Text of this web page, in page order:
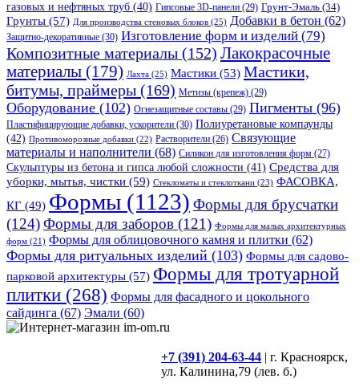
газовых и нефтяных труб (40) Гипсовые 3D-панели (29) Грунт-Эмаль (34)
Грунты (57) Для производства стеновых блоков (25) Добавки в бетон (62)
Защитно-декоративные (30) Изготовление форм и изделий (79)
Композитные материалы (152) Лакокрасочные
материалы (179) Лахта (25) Мастики (53) Мастики,
битумы, праймеры (169) Метизы (крепеж) (29)
Оборудование (102) Огнезащитные составы (29) Пигменты (96)
Пластифицирующие добавки, ускорители (30) Полиуретановые компаунды
(42) Противоморозные добавки (22) Растворители (26) Связующие
материалы и наполнители (68) Силикон для изготовления форм (27)
Скульптуры из бетона и гипса любой сложности (41) Средства для
уборки, мытья, чистки (59) Стекломаты и стеклоткани (23) ФАСОВКА,
КГ (49) Формы (1123) Формы для брусчатки
(124)Формы для заборов (121) Формы для малых архитектурных
форм (21) Формы для облицовочного камня и плитки (62)
Формы для ритуальных изделий (103) Формы для садово-
парковой архитектуры (57) Формы для тротуарной
плитки (268) Формы для фасадного и цокольного
сайдинга (67) Эмали (60)
+7 (391) 204-63-44 | г. Красноярск,
ул. Калинина,79 (лев. б.)